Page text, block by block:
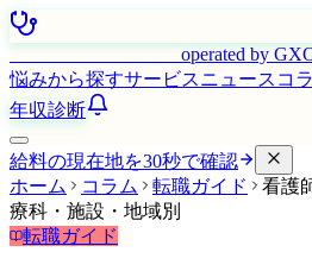
operated by
悩みから探すサービスニュース コ
年収診断
給料の現在地を30秒で確認
ホーム
コラム 転職ガイド
看護
療科・施設・地域別
転職ガイド